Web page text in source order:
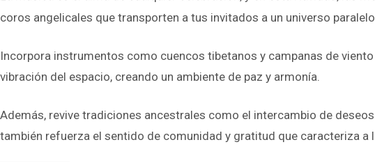
coros angelicales que transporten a tus invitados a un universo
Incorpora instrumentos como cuencos tibetanos y campanas de
vibración del espacio, creando un ambiente de paz y armonía.
Además, revive tradiciones ancestrales como el intercambio de
también refuerza el sentido de comunidad y gratitud que caracteriza a